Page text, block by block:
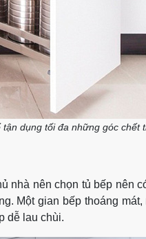
dụng tối đa những góc chết
nên chọn tủ bếp nên
Một gian bếp thoáng
dễ lau chùi.